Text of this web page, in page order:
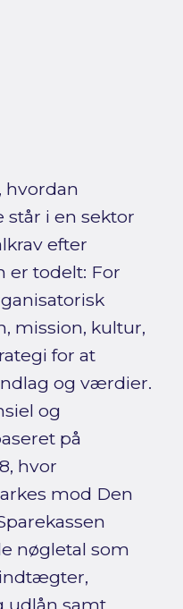
hvordan
står i en sektor
efter
er todelt: For
mission, kultur,
for at
og værdier.
og
på
hvor
mod Den
nøgletal som
udlån samt